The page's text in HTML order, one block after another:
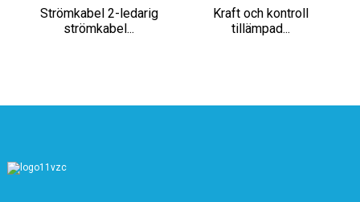
Strömkabel 2-ledarig
strömkabel...
Kraft och kontroll
tillämpad...